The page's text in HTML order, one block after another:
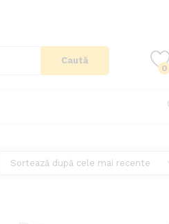
Caută
0
Sortează după cele mai recente